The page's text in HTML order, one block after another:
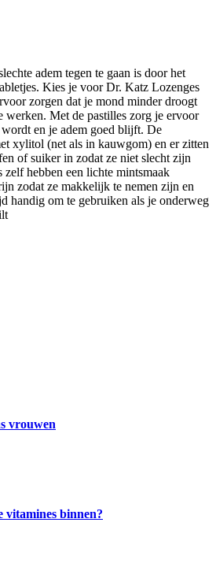
adem tegen te gaan is door het
Kies je voor Dr. Katz Lozenges
zorgen dat je mond minder droogt
werken. Met de pastilles zorg je ervoor
en je adem goed blijft. De
xylitol (net als in kauwgom) en er zitten
of suiker in zodat ze niet slecht zijn
hebben een lichte mintsmaak
zodat ze makkelijk te nemen zijn en
handig om te gebruiken als je onderweg
vrouwen
binnen?